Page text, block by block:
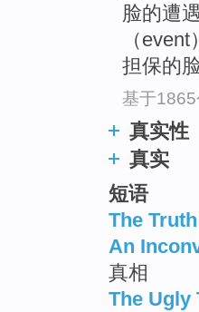
脸的遭
（
担保的
基于
真实性
真实
短语
The Truth
An
真相
The Ugly